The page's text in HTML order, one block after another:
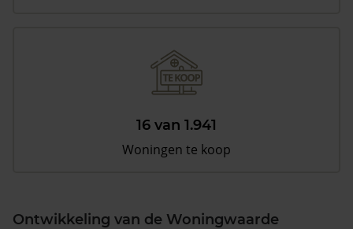
16 van 1.941
Woningen te koop
Ontwikkeling van de Woningwaarde